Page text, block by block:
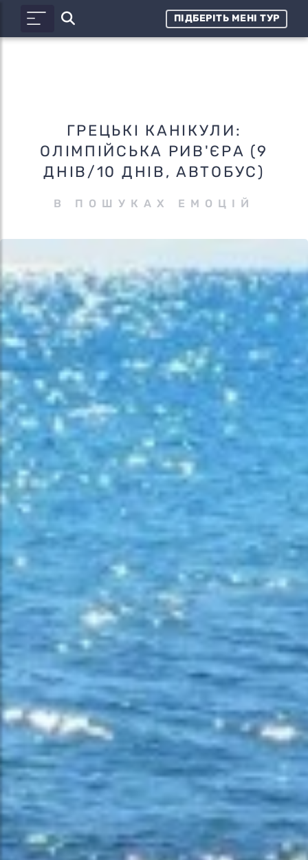
ПІДБЕРІТЬ МЕНІ ТУР
ГРЕЦЬКІ КАНІКУЛИ:
ОЛІМПІЙСЬКА РИВ'ЄРА (9
ДНІВ/10 ДНІВ, АВТОБУС)
В ПОШУКАХ ЕМОЦІЙ